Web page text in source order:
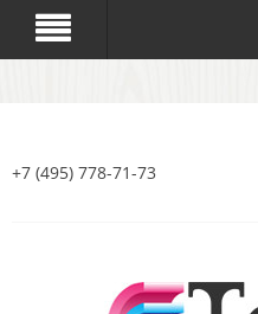
+7 (495) 778-71-73